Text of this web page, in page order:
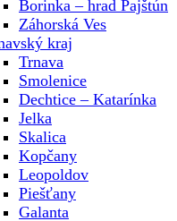
Borinka – hrad Pajštún
Záhorská Ves
kraj
Trnava
Smolenice
Dechtice – Katarínka
Jelka
Skalica
Kopčany
Leopoldov
Piešťany
Galanta